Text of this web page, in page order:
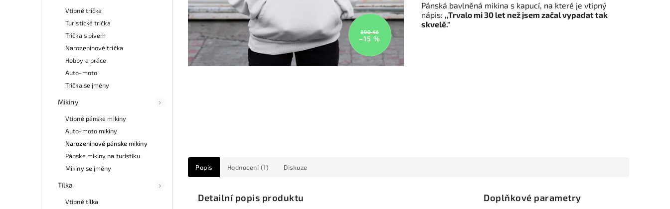
Vtipné trička
Turistické trička
Trička s pivem
Narozeninové trička
Hobby a práce
Auto-moto
Trička se jmény
Mikiny
Vtipné pánske mikiny
Auto-moto mikiny
Narozeninové pánske mikiny
Pánske mikiny na turistiku
Mikiny se jmény
Tílka
Vtipné tílka
890 Kč
–15 %
Pánská bavlněná mikina s kapucí, na které je vtipný
nápis: ,,Trvalo mi 30 let než jsem začal vypadat tak
skvelě."
Popis Hodnocení (1) Diskuze
Detailní popis produktu Doplňkové parametry